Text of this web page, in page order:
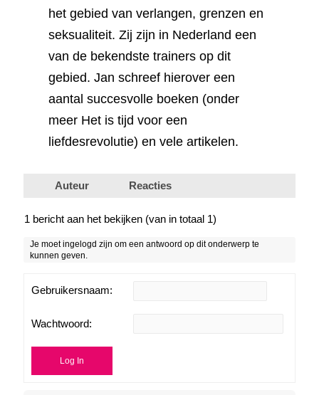
het gebied van verlangen, grenzen en
seksualiteit. Zij zijn in Nederland een
van de bekendste trainers op dit
gebied. Jan schreef hierover een
aantal succesvolle boeken (onder
meer Het is tijd voor een
liefdesrevolutie) en vele artikelen.
Auteur Reacties
1 bericht aan het bekijken (van in totaal 1)
Je moet ingelogd zijn om een antwoord op dit onderwerp te
kunnen geven.
Gebruikersnaam:
Wachtwoord:
Log In